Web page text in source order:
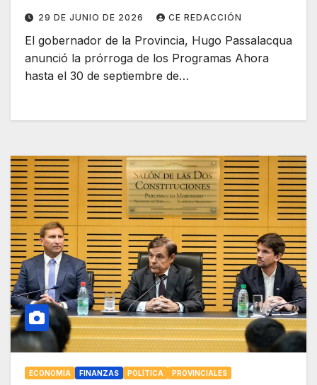
29 DE JUNIO DE 2026 CE REDACCIÓN
El gobernador de la Provincia, Hugo Passalacqua
anunció la prórroga de los Programas Ahora
hasta el 30 de septiembre de…
ECONOMÍA FINANZAS POLÍTICA PROVINCIALES